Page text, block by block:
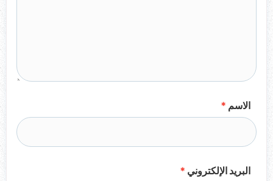
الاسم *
البريد الإلكتروني *